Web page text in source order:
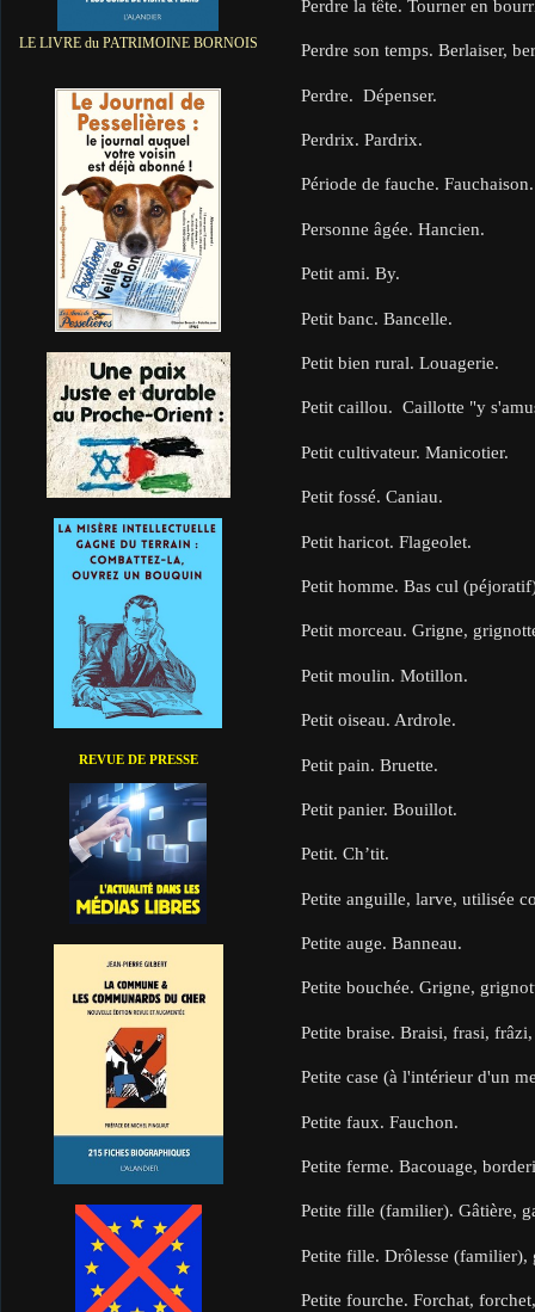
LE LIVRE du PATRIMOINE BORNOIS
REVUE DE PRESSE
Perdre la tête. Tourner en
Perdre son temps. Berlaiser,
Perdre. Dépenser.
Perdrix. Pardrix.
Période de fauche.
Personne âgée. Hancien.
Petit ami. By.
Petit banc. Bancelle.
Petit bien rural. Louagerie.
Petit caillou. Caillotte "y
Petit cultivateur. Manicotier.
Petit fossé. Caniau.
Petit haricot. Flageolet.
Petit homme. Bas cul
Petit morceau. Grigne,
Petit moulin. Motillon.
Petit oiseau. Ardrole.
Petit pain. Bruette.
Petit panier. Bouillot.
Petit. Ch’tit.
Petite anguille, larve, utilisée
Petite auge. Banneau.
Petite bouchée. Grigne,
Petite braise. Braisi, frasi,
Petite case (à l'intérieur d'un
Petite faux. Fauchon.
Petite ferme. Bacouage,
Petite fille (familier). Gâtière,
Petite fille. Drôlesse (familier),
Petite fourche. Forchat,